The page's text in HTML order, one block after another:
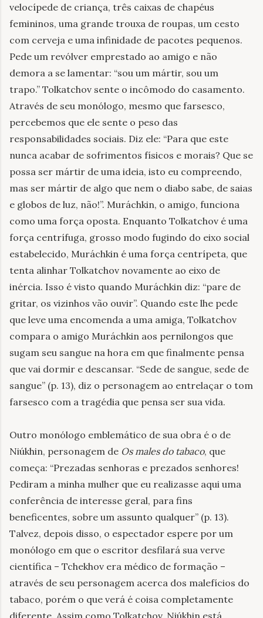
velocípede de criança, três caixas de chapéus
femininos, uma grande trouxa de roupas, um cesto
com cerveja e uma infinidade de pacotes pequenos.
Pede um revólver emprestado ao amigo e não
demora a se lamentar: “sou um mártir, sou um
trapo.” Tolkatchov sente o incômodo do casamento.
Através de seu monólogo, mesmo que farsesco,
percebemos que ele sente o peso das
responsabilidades sociais. Diz ele: “Para que este
nunca acabar de sofrimentos físicos e morais? Que se
possa ser mártir de uma ideia, isto eu compreendo,
mas ser mártir de algo que nem o diabo sabe, de saias
e globos de luz, não!”. Muráchkin, o amigo, funciona
como uma força oposta. Enquanto Tolkatchov é uma
força centrífuga, grosso modo fugindo do eixo social
estabelecido, Muráchkin é uma força centrípeta, que
tenta alinhar Tolkatchov novamente ao eixo de
inércia. Isso é visto quando Muráchkin diz: “pare de
gritar, os vizinhos vão ouvir”. Quando este lhe pede
que leve uma encomenda a uma amiga, Tolkatchov
compara o amigo Muráchkin aos pernilongos que
sugam seu sangue na hora em que finalmente pensa
que vai dormir e descansar. “Sede de sangue, sede de
sangue” (p. 13), diz o personagem ao entrelaçar o tom
farsesco com a tragédia que pensa ser sua vida.
Outro monólogo emblemático de sua obra é o de
Niúkhin, personagem de Os males do tabaco, que
começa: “Prezadas senhoras e prezados senhores!
Pediram a minha mulher que eu realizasse aqui uma
conferência de interesse geral, para fins
beneficentes, sobre um assunto qualquer” (p. 13).
Talvez, depois disso, o espectador espere por um
monólogo em que o escritor desfilará sua verve
científica – Tchekhov era médico de formação –
através de seu personagem acerca dos malefícios do
tabaco, porém o que verá é coisa completamente
diferente. Assim como Tolkatchov, Niúkhin está